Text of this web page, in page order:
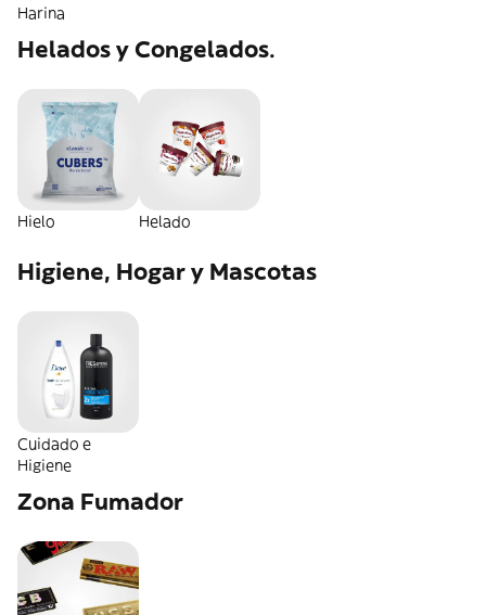
Harina
Helados y Congelados.
Hielo Helado
Higiene, Hogar y Mascotas
Cuidado e
Higiene
Zona Fumador